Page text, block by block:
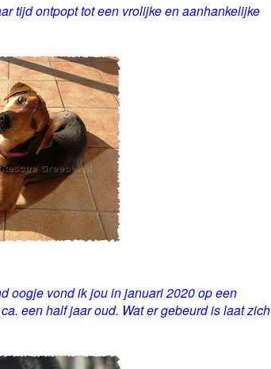
tijd ontpopt tot een vrolijke en aanhankelijke
oogje vond ik jou in januari 2020 op een
een half jaar oud. Wat er gebeurd is laat zich